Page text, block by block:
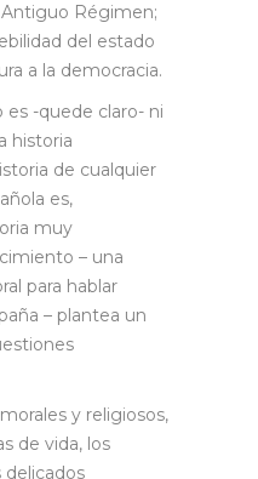
Régimen;
del estado
a la democracia.
es -quede claro- ni
historia
de cualquier
es,
muy
– una
para hablar
– plantea un
y religiosos,
de vida, los
delicados